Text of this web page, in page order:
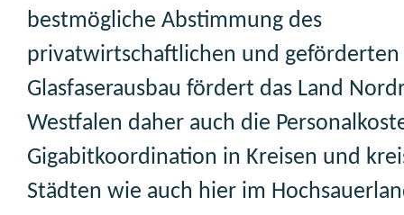
bestmögliche Abstimmung des
privatwirtschaftlichen und geförderten
Glasfaserausbau fördert das Land
Westfalen daher auch die
Gigabitkoordination in Kreisen und
Städten wie auch hier im